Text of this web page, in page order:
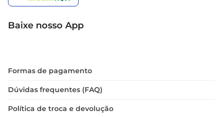
Baixe nosso App
Formas de pagamento
Dúvidas frequentes (FAQ)
Política de troca e devolução